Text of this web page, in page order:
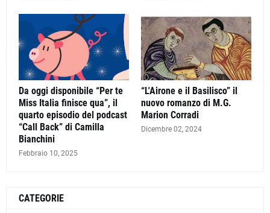
Da oggi disponibile “Per te
Miss Italia finisce qua”, il
quarto episodio del podcast
“Call Back” di Camilla
Bianchini
Febbraio 10, 2025
“L'Airone e il Basilisco” il
nuovo romanzo di M.G.
Marion Corradi
Dicembre 02, 2024
CATEGORIE